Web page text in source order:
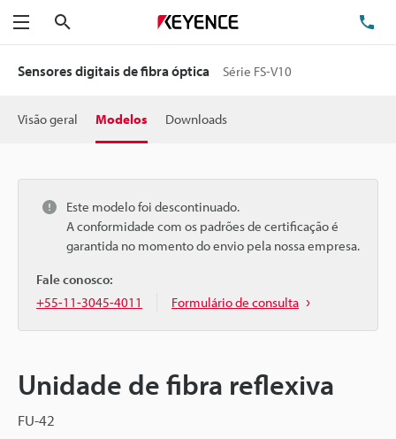
Menu
Sensores digitais de fibra óptica Série FS-V10
Visão geral Modelos Downloads
Este modelo foi descontinuado.
A conformidade com os padrões de certificação é
garantida no momento do envio pela nossa empresa.
Fale conosco:
+55-11-3045-4011
Formulário de consulta
Unidade de fibra reflexiva
FU-42